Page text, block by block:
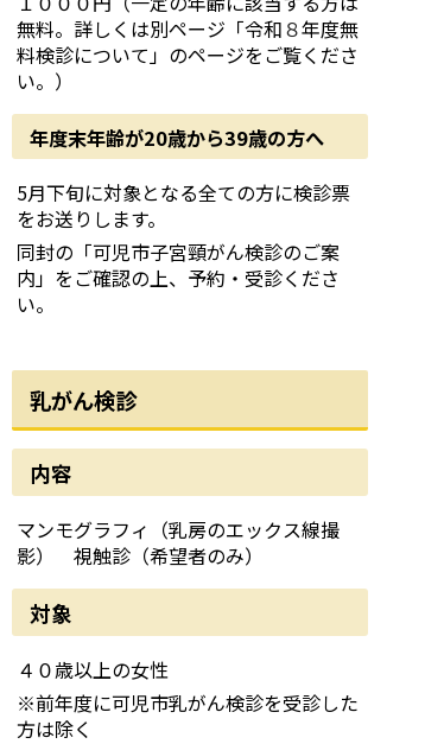
無料。詳しくは別ページ「令和８年度無
料検診について」のページをご覧くださ
い。）
年度末年齢が20歳から39歳の方へ
5月下旬に対象となる全ての方に検診票
をお送りします。
同封の「可児市子宮頸がん検診のご案
内」をご確認の上、予約・受診くださ
い。
乳がん検診
内容
マンモグラフィ（乳房のエックス線撮
影） 視触診（希望者のみ）
対象
４０歳以上の女性
※前年度に可児市乳がん検診を受診した
方は除く